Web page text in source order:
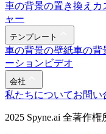
車の背景の置き換え カ
ャー
テンプレート
車の背景の壁紙車の背
ーションビデオ
会社
私たちについてお問い
2025 Spyne.ai 全著作権